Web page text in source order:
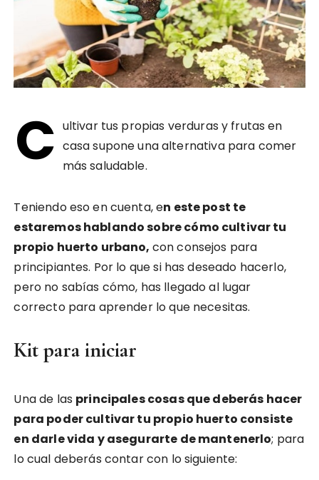
C ultivar tus propias verduras y frutas en
casa supone una alternativa para comer
más saludable.
Teniendo eso en cuenta, en este post te
estaremos hablando sobre cómo cultivar tu
propio huerto urbano, con consejos para
principiantes. Por lo que si has deseado hacerlo,
pero no sabías cómo, has llegado al lugar
correcto para aprender lo que necesitas.
Kit para iniciar
Una de las principales cosas que deberás hacer
para poder cultivar tu propio huerto consiste
en darle vida y asegurarte de mantenerlo; para
lo cual deberás contar con lo siguiente: